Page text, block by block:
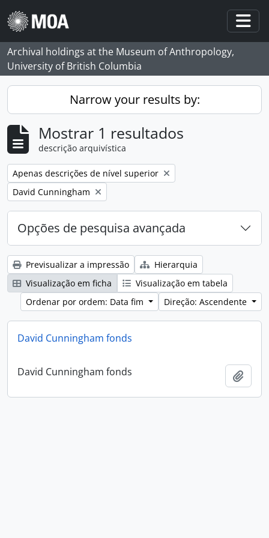
Skip to main content
Archival holdings at the Museum of Anthropology,
University of British Columbia
Narrow your results by:
Mostrar 1 resultados
descrição arquivística
Remove filter:
Apenas descrições de nível superior
Remove filter:
David Cunningham
Opções de pesquisa avançada
Previsualizar a impressão
Hierarquia
Visualização em ficha
Visualização em tabela
Ordenar por ordem: Data fim
Direção: Ascendente
David Cunningham fonds
David Cunningham fonds